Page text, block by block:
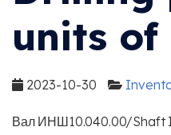
units of
2023-10-30
Вал ИНШ10.040.00/Shaft